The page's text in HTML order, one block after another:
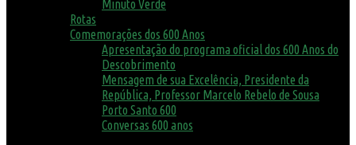
Minuto Verde
Rotas
Comemorações dos 600 Anos
Apresentação do programa oficial dos 600 Anos do
Descobrimento
Mensagem de sua Excelência, Presidente da
República, Professor Marcelo Rebelo de Sousa
Porto Santo 600
Conversas 600 anos